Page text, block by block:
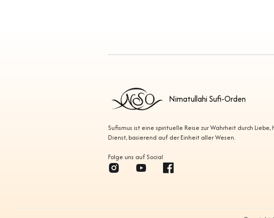
Nimatullahi Sufi-Orden
Sufismus ist eine spirituelle Reise zur Wahrheit durch Liebe,
Dienst, basierend auf der Einheit aller Wesen.
Folge uns auf Social